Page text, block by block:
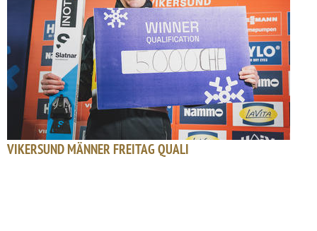
VIKERSUND MÄNNER FREITAG QUALI